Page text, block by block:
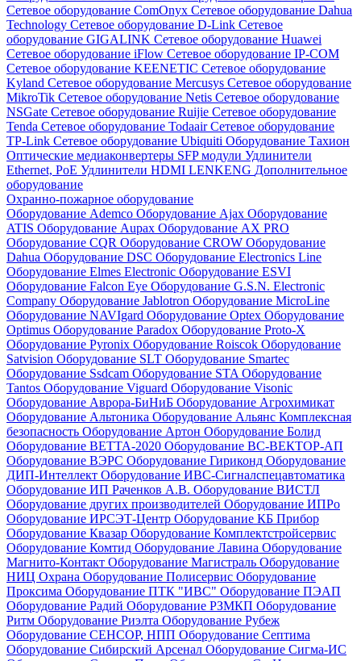
Сетевое оборудование ComOnyx Сетевое оборудование Dahua
Technology Сетевое оборудование D-Link Сетевое
оборудование GIGALINK Сетевое оборудование Huawei
Сетевое оборудование iFlow Сетевое оборудование IP-COM
Сетевое оборудование KEENETIC Сетевое оборудование
Kyland Сетевое оборудование Mercusys Сетевое оборудование
MikroTik Сетевое оборудование Netis Сетевое оборудование
NSGate Сетевое оборудование Ruijie Сетевое оборудование
Tenda Сетевое оборудование TodaairСетевое оборудование
TP-Link Сетевое оборудование Ubiquiti Оборудование Тахион
Оптические медиаконвертеры SFP модули Удлинители
Ethernet, PoE Удлинители HDMI LENKENG Дополнительное
оборудование
Охранно-пожарное оборудование
Оборудование Ademco Оборудование Ajax Оборудование
ATIS Оборудование Aupax Оборудование AX PRO
Оборудование CQR Оборудование CROW Оборудование
Dahua Оборудование DSC Оборудование Electronics Line
Оборудование Elmes Electronic Оборудование ESVI
Оборудование Falcon Eye Оборудование G.S.N. Electronic
Company Оборудование Jablotron Оборудование MicroLine
Оборудование NAVIgard Оборудование Optex Оборудование
Optimus Оборудование Paradox Оборудование Proto-X
Оборудование Pyronix Оборудование Roiscok Оборудование
Satvision Оборудование SLT Оборудование Smartec
Оборудование Ssdcam Оборудование STA Оборудование
Tantos Оборудование Viguard Оборудование Visonic
Оборудование Аврора-БиНиБ Оборудование Агрохимикат
Оборудование Альтоника Оборудование Альянс Комплексная
безопасность Оборудование Артон Оборудование Болид
Оборудование ВЕТТА-2020 Оборудование ВС-ВЕКТОР-АП
Оборудование ВЭРС Оборудование Гириконд Оборудование
ДИП-Интеллект Оборудование ИВС-Сигналспецавтоматика
Оборудование ИП Раченков А.В. Оборудование ВИСТЛ
Оборудование других производителей Оборудование ИПРо
Оборудование ИРСЭТ-Центр Оборудование КБ Прибор
Оборудование Квазар Оборудование Комплектстройсервис
Оборудование Комтид Оборудование Лавина Оборудование
Магнито-Контакт Оборудование Магистраль Оборудование
НИЦ Охрана Оборудование Полисервис Оборудование
Проксима Оборудование ПТК "ИВС" Оборудование ПЭАП
Оборудование Радий Оборудование РЗМКП Оборудование
Ритм Оборудование Риэлта Оборудование Рубеж
Оборудование СЕНСОР, НПП Оборудование Септима
Оборудование Сибирский Арсенал Оборудование Сигма-ИС